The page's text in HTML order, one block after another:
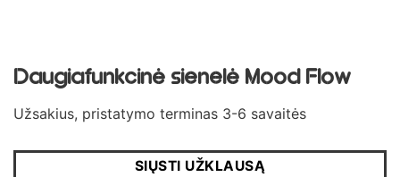
Daugiafunkcinė sienelė Mood Flow
Užsakius, pristatymo terminas 3-6 savaitės
SIŲSTI UŽKLAUSĄ